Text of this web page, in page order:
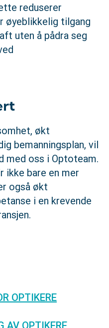
reduserer
øyeblikkelig tilgang
uten å pådra seg
økt
bemanningsplan, vil
med oss i Optoteam.
ikke bare en mer
også økt
i en krevende
OPTIKERE
AV OPTIKERE